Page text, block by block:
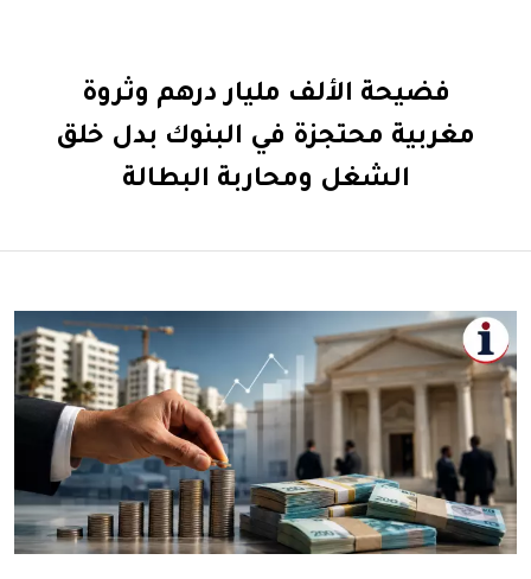
فضيحة الألف مليار درهم وثروة
مغربية محتجزة في البنوك بدل خلق
الشغل ومحاربة البطالة